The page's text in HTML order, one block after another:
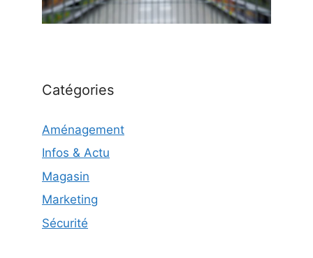
Catégories
Aménagement
Infos & Actu
Magasin
Marketing
Sécurité